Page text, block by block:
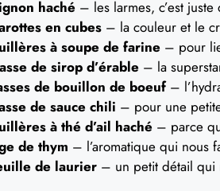
haché – les larmes, c’est
en cubes – la couleur et le
à soupe de farine – pour
de sirop d’érable – la
de bouillon de boeuf–
de sauce chili – pour une
à thé d’ail haché – parce
de thym – l’aromatique qui nous
de laurier – un petit détail qui